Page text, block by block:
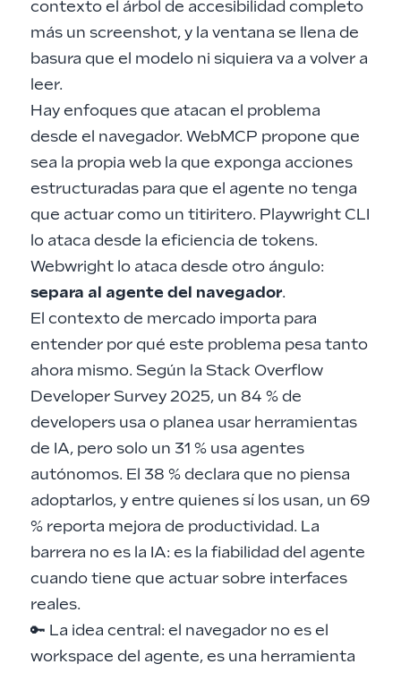
contexto el árbol de accesibilidad completo
más un screenshot, y la ventana se llena de
basura que el modelo ni siquiera va a volver a
leer.
Hay enfoques que atacan el problema
desde el navegador. WebMCP propone que
sea la propia web la que exponga acciones
estructuradas para que el agente no tenga
que actuar como un titiritero. Playwright CLI
lo ataca desde la eficiencia de tokens.
Webwright lo ataca desde otro ángulo:
separa al agente del navegador.
El contexto de mercado importa para
entender por qué este problema pesa tanto
ahora mismo. Según la Stack Overflow
Developer Survey 2025, un 84 % de
developers usa o planea usar herramientas
de IA, pero solo un 31 % usa agentes
autónomos. El 38 % declara que no piensa
adoptarlos, y entre quienes sí los usan, un 69
% reporta mejora de productividad. La
barrera no es la IA: es la fiabilidad del agente
cuando tiene que actuar sobre interfaces
reales.
🔑 La idea central: el navegador no es el
workspace del agente, es una herramienta